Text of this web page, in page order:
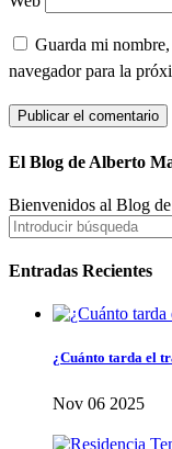
Guarda mi
navegador para la
El Blog de Alberto
Bienvenidos al Blog
Entradas Recientes
¿Cuánto tarda el
Nov 06 2025